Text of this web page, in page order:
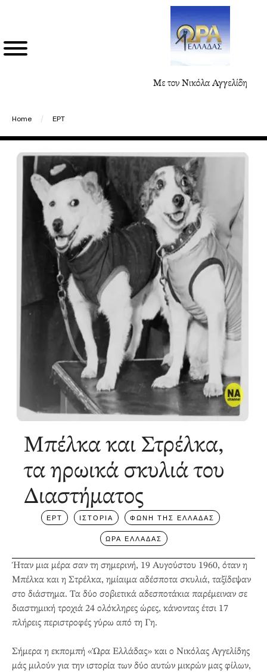
Με τον Νικόλα Αγγελίδη
Home / ΕΡΤ
Μπέλκα και Στρέλκα,
τα ηρωικά σκυλιά του
Διαστήματος
ΕΡΤ ΙΣΤΟΡΙΑ ΦΩΝΗ ΤΗΣ ΕΛΛΑΔΑΣ
ΩΡΑ ΕΛΛΑΔΑΣ
Ήταν μια μέρα σαν τη σημερινή, 19 Αυγούστου 1960, όταν η
Μπέλκα και η Στρέλκα, ημίαιμα αδέσποτα σκυλιά, ταξίδεψαν
στο διάστημα. Τα δύο σοβιετικά αδεσποτάκια παρέμειναν σε
διαστημική τροχιά 24 ολόκληρες ώρες, κάνοντας έτσι 17
πλήρεις περιστροφές γύρω από τη Γη.
Σήμερα η εκπομπή «Ώρα Ελλάδας» και ο Νικόλας Αγγελίδης
μάς μιλούν για την ιστορία των δύο αυτών μικρών μας φίλων,